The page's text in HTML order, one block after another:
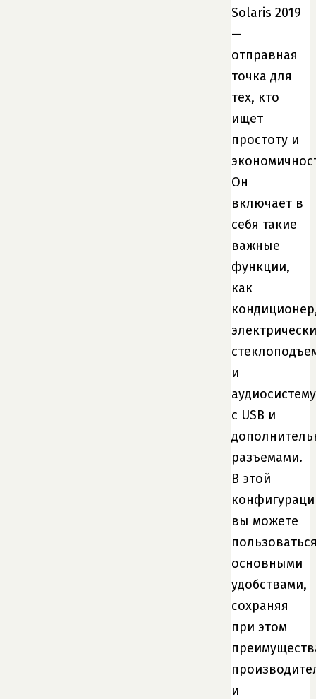
Solaris 2019
—
отправная
точка для
тех, кто
ищет
простоту и
Он
включает в
себя такие
важные
функции,
как
и
аудиосистему
с USB и
разъемами.
В этой
вы можете
основными
удобствами,
сохраняя
при этом
и